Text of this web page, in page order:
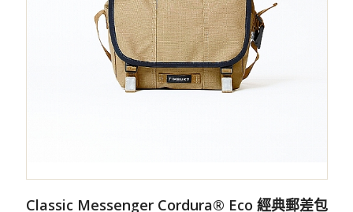
Classic Messenger Cordura® Eco 經典郵差包